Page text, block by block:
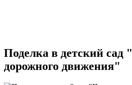
Поделка в детский сад
дорожного движения"